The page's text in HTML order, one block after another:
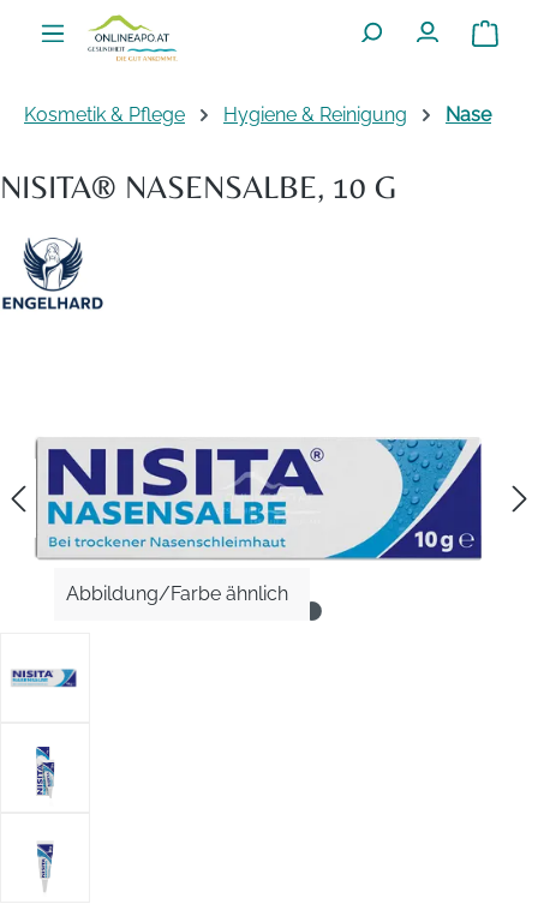
Zum Hauptinhalt springen
Kosmetik & Pflege Hygiene & Reinigung Nase
NISITA® NASENSALBE, 10 G
Abbildung/Farbe ähnlich